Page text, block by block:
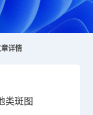
章详情
类斑图